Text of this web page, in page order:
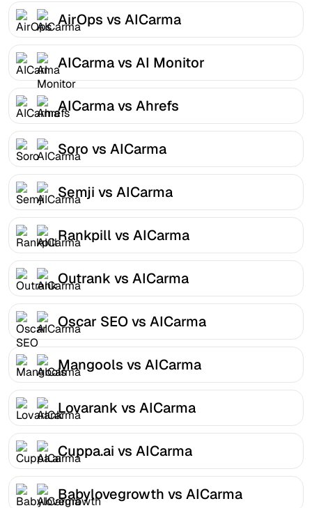
AirOps vs AICarma
AICarma vs AI Monitor
AICarma vs Ahrefs
Soro vs AICarma
Semji vs AICarma
Rankpill vs AICarma
Outrank vs AICarma
Oscar SEO vs AICarma
Mangools vs AICarma
Lovarank vs AICarma
Cuppa.ai vs AICarma
Babylovegrowth vs AICarma